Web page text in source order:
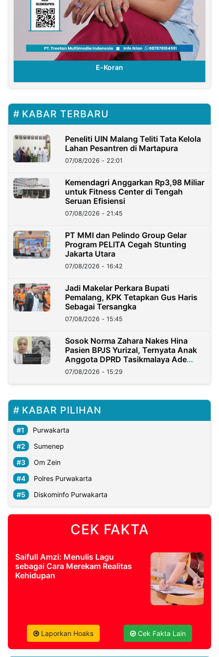
E-Koran
KABAR TERBARU
Peneliti UIN Malang Teliti Tata Kelola
Lahan Pesantren di Martapura
07/08/2026 - 22:01
Kemendagri Anggarkan Rp3,98 Miliar
untuk Fitness Center di Tengah
Seruan Efisiensi
07/08/2026 - 21:45
PT MMI dan Pelindo Group Gelar
Program PELITA Cegah Stunting
Jakarta Utara
07/08/2026 - 16:42
Jadi Makelar Perkara Bupati
Pemalang, KPK Tetapkan Gus Haris
Sebagai Tersangka
07/08/2026 - 15:45
Sosok Norma Zahara Nakes Hina
Pasien BPJS Yurizal, Ternyata Anak
Anggota DPRD Tasikmalaya Ade
Lukman
07/08/2026 - 15:29
KABAR PILIHAN
Purwakarta
Sumenep
Om Zein
Polres Purwakarta
Diskominfo Purwakarta
CEK FAKTA
Saifull Amzi: Menulis Lagu
sebagai Cara Merekam Realitas
Kehidupan
Laporkan Hoaks Cek Fakta Lain